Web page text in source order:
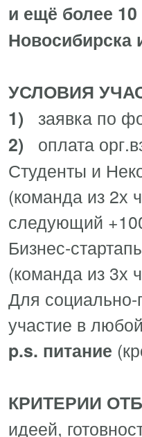
и ещё более
Новосибирска
УСЛОВИЯ
1) заявка по
2) оплата
Студенты и
(команда из 2х
следующий
Бизнес-
(команда из 3х
Для социально-
участие в
p.s. питание
КРИТЕРИИ
идеей,